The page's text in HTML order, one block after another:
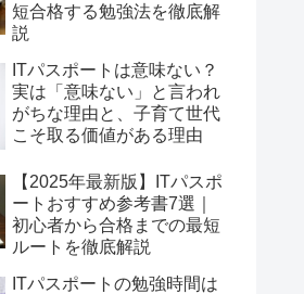
短合格する勉強法を徹底解
説
ITパスポートは意味ない？
実は「意味ない」と言われ
がちな理由と、子育て世代
こそ取る価値がある理由
【2025年最新版】ITパスポ
ートおすすめ参考書7選｜
初心者から合格までの最短
ルートを徹底解説
ITパスポートの勉強時間は